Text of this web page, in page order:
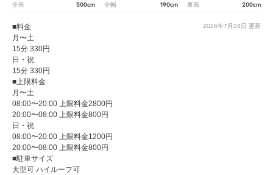
全長 500cm 全幅 190cm 車高 200cm
2026年7月24日 更新
■料金
月〜土
15分 330円
日・祝
15分 330円
■上限料金
月〜土
08:00〜20:00 上限料金2800円
20:00〜08:00 上限料金800円
日・祝
08:00〜20:00 上限料金1200円
20:00〜08:00 上限料金800円
■駐車サイズ
大型可 ハイルーフ可